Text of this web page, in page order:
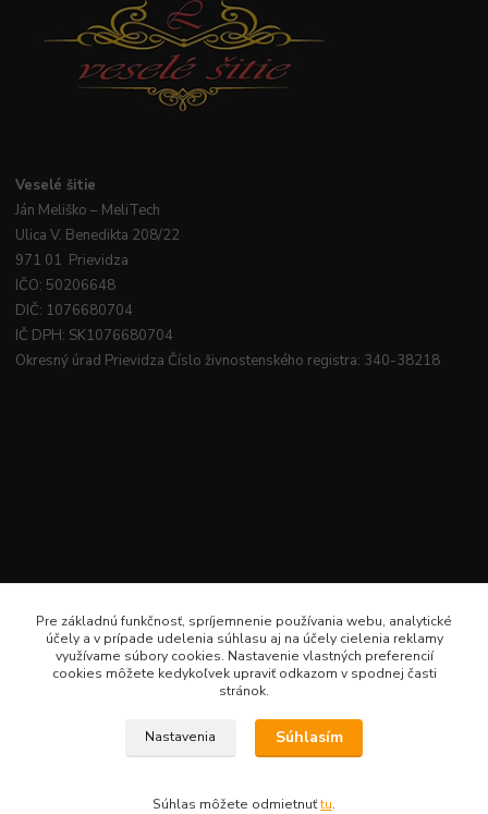
Veselé šitie
Ján Meliško – MeliTech
Ulica V. Benedikta 208/22
971 01 Prievidza
IČO: 50206648
DIČ: 1076680704
IČ DPH: SK1076680704
Okresný úrad Prievidza Číslo živnostenského registra: 340-38218
lenkameliskovapd@gmail.com · Hotline: Lenka Melišková 0949 224 331
Pre základnú funkčnosť, spríjemnenie používania webu, analytické
účely a v prípade udelenia súhlasu aj na účely cielenia reklamy
využívame súbory cookies. Nastavenie vlastných preferencií
cookies môžete kedykoľvek upraviť odkazom v spodnej časti
stránok.
Nastavenia Súhlasím
Súhlas môžete odmietnuťtu.